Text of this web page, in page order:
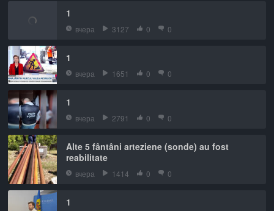
1
вчера 3127 0 0
1
вчера 1651 0 0
1
вчера 2791 0 0
Alte 5 fântâni arteziene (sonde) au fost
reabilitate
вчера 1414 0 0
1